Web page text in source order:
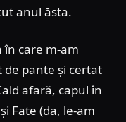
anul ăsta.
în care m-am
pante și certat
afară, capul în
Fate (da, le-am